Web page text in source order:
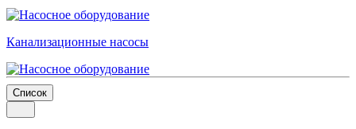
Канализационные насосы
Список